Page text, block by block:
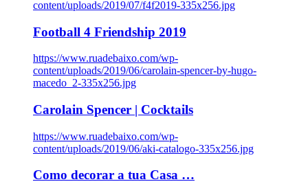
content/uploads/2019/07/f4f2019-335x256.jpg
Football 4 Friendship 2019
https://www.ruadebaixo.com/wp-
content/uploads/2019/06/carolain-spencer-by-hugo-
macedo_2-335x256.jpg
Carolain Spencer | Cocktails
https://www.ruadebaixo.com/wp-
content/uploads/2019/06/aki-catalogo-335x256.jpg
Como decorar a tua Casa …